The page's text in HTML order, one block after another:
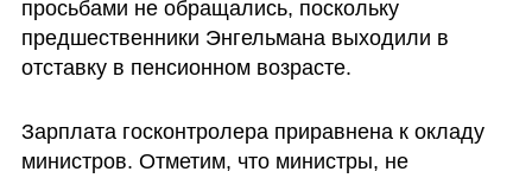
просьбами не обращались, поскольку
предшественники Энгельмана выходили в
отставку в пенсионном возрасте.
Зарплата госконтролера приравнена к окладу
министров. Отметим, что министры, не